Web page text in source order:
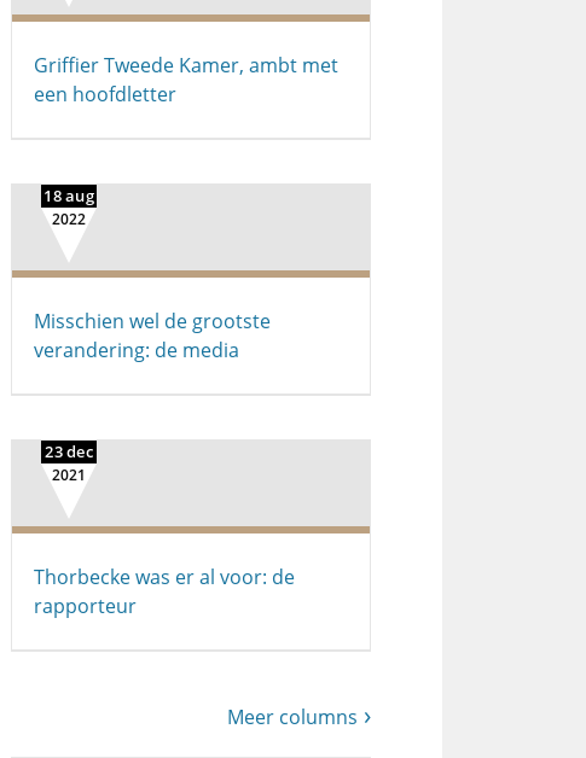
Griffier Tweede Kamer, ambt met
een hoofdletter
18 aug
2022
Misschien wel de grootste
verandering: de media
23 dec
2021
Thorbecke was er al voor: de
rapporteur
Meer columns